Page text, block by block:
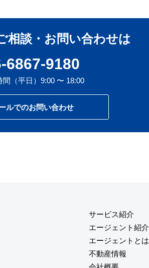
相談・お問い合わせは
6867-9180
間（平日）9:00 〜 18:00
ルでのお問い合わせ
サービス紹介
エージェント紹介
エージェントとは
不動産情報